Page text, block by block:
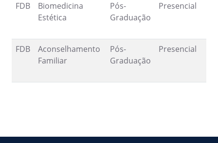
FDB
Biomedicina
Estética
Pós-
Graduação
Presencial
FDB
Aconselhamento
Familiar
Pós-
Graduação
Presencial